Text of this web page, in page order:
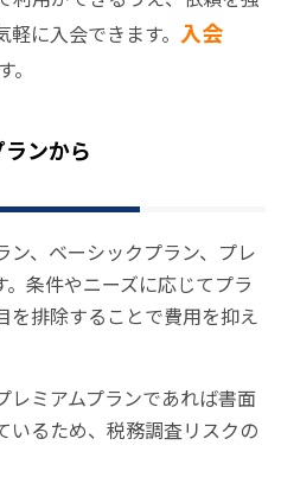
軽に入会できます。入会
。
ンから
、ベーシックプラン、プレ
条件やニーズに応じてプラ
を排除することで費用を抑え
レミアムプランであれば書面
いるため、税務調査リスクの